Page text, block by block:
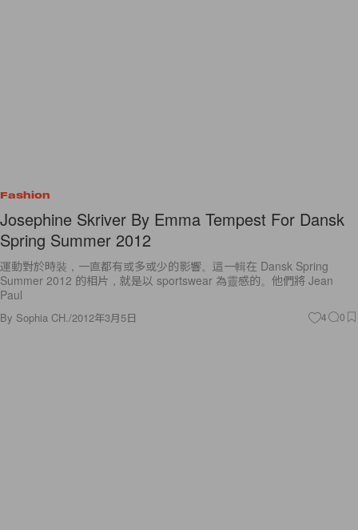
Fashion
Josephine Skriver By Emma Tempest For Dansk
Spring Summer 2012
運動對於時裝，一直都有或多或少的影響。這一輯在 Dansk Spring
Summer 2012 的相片，就是以 sportswear 為靈感的。他們將 Jean
Paul
By Sophia CH. /2012年3月5日 4 0